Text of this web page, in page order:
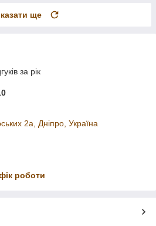
ще
за рік
2а, Дніпро, Україна
роботи